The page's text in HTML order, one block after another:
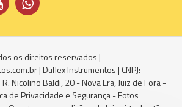
os direitos reservados |
| Duflex Instrumentos | CNPJ:
Nicolino Baldi, 20 - Nova Era, Juiz de Fora -
de Privacidade e Segurança - Fotos